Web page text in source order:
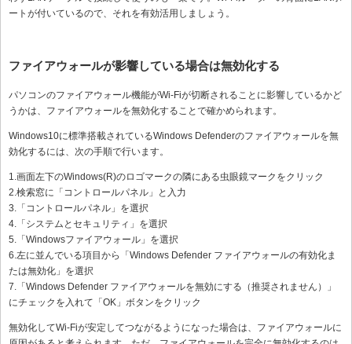
ートが付いているので、それを有効活用しましょう。
ファイアウォールが影響している場合は無効化する
パソコンのファイアウォール機能がWi-Fiが切断されることに影響しているかど
うかは、ファイアウォールを無効化することで確かめられます。
Windows10に標準搭載されているWindows Defenderのファイアウォールを無
効化するには、次の手順で行います。
1.画面左下のWindows(R)のロゴマークの隣にある虫眼鏡マークをクリック
2.検索窓に「コントロールパネル」と入力
3.「コントロールパネル」を選択
4.「システムとセキュリティ」を選択
5.「Windowsファイアウォール」を選択
6.左に並んでいる項目から「Windows Defender ファイアウォールの有効化ま
たは無効化」を選択
7.「Windows Defender ファイアウォールを無効にする（推奨されません）」
にチェックを入れて「OK」ボタンをクリック
無効化してWi-Fiが安定してつながるようになった場合は、ファイアウォールに